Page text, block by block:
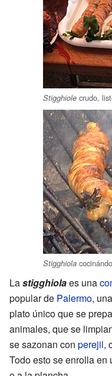
Stigghiole crudo,
Stigghiola
Lastigghiolaes una
popular de Palermo,
plato único que se
animales, que se
se sazonan con perejil,
Todo esto se enrolla